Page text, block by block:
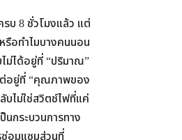
รบ 8 ชั่วโมงแล้ว แต่
รือทำไมบางคนนอน
ม่ได้อยู่ที่ “ปริมาณ”
ต่อยู่ที่ “คุณภาพของ
บไม่ใช่สวิตช์ไฟที่แค่
กระบวนการทาง
อมแซมส่วนที่